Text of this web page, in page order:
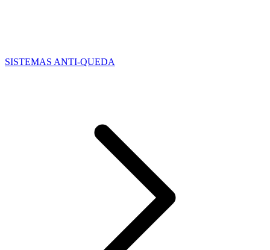
SISTEMAS ANTI-QUEDA